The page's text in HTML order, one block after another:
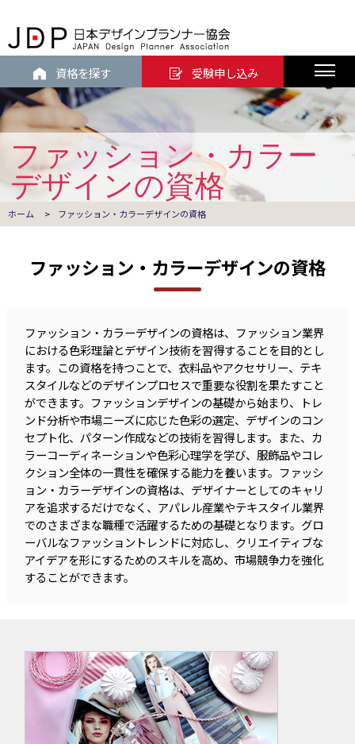
資格を探す 受験申し込み
ファッション・カラー
デザインの資格
ホーム > ファッション・カラーデザインの資格
ファッション・カラーデザインの資格
ファッション・カラーデザインの資格は、ファッション業界
における色彩理論とデザイン技術を習得することを目的とし
ます。この資格を持つことで、衣料品やアクセサリー、テキ
スタイルなどのデザインプロセスで重要な役割を果たすこと
ができます。ファッションデザインの基礎から始まり、トレ
ンド分析や市場ニーズに応じた色彩の選定、デザインのコン
セプト化、パターン作成などの技術を習得します。また、カ
ラーコーディネーションや色彩心理学を学び、服飾品やコレ
クション全体の一貫性を確保する能力を養います。ファッシ
ョン・カラーデザインの資格は、デザイナーとしてのキャリ
アを追求するだけでなく、アパレル産業やテキスタイル業界
でのさまざまな職種で活躍するための基礎となります。グロ
ーバルなファッショントレンドに対応し、クリエイティブな
アイデアを形にするためのスキルを高め、市場競争力を強化
することができます。